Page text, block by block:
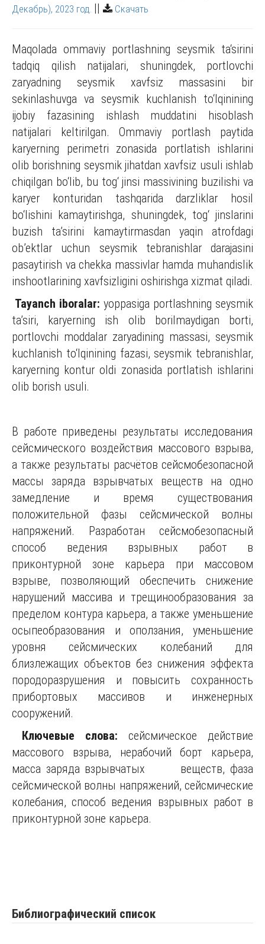
Декабрь), 2023 год. || Скачать
Maqolada ommaviy portlashning seysmik ta‘sirini
tadqiq qilish natijalari, shuningdek, portlovchi
zaryadning seysmik xavfsiz massasini bir
sekinlashuvga va seysmik kuchlanish to‘lqinining
ijobiy fazasining ishlash muddatini hisoblash
natijalari keltirilgan. Ommaviy portlash paytida
karyerning perimetri zonasida portlatish ishlarini
olib borishning seysmik jihatdan xavfsiz usuli ishlab
chiqilgan bo‘lib, bu tog‘ jinsi massivining buzilishi va
karyer konturidan tashqarida darzliklar hosil
bo‘lishini kamaytirishga, shuningdek, tog‘ jinslarini
buzish ta’sirini kamaytirmasdan yaqin atrofdagi
ob’ektlar uchun seysmik tebranishlar darajasini
pasaytirish va chekka massivlar hamda muhandislik
inshootlarining xavfsizligini oshirishga xizmat qiladi.
Tayanch iboralar: yoppasiga portlashning seysmik
ta’siri, karyerning ish olib borilmaydigan borti,
portlovchi moddalar zaryadining massasi, seysmik
kuchlanish to‘lqinining fazasi, seysmik tebranishlar,
karyerning kontur oldi zonasida portlatish ishlarini
olib borish usuli.
В работе приведены результаты исследования
сейсмического воздействия массового взрыва,
а также результаты расчётов сейсмобезопасной
массы заряда взрывчатых веществ на одно
замедление и время существования
положительной фазы сейсмической волны
напряжений. Разработан сейсмобезопасный
способ ведения взрывных работ в
приконтурной зоне карьера при массовом
взрыве, позволяющий обеспечить снижение
нарушений массива и трещинообразования за
пределом контура карьера, а также уменьшение
осыпеобразования и оползания, уменьшение
уровня сейсмических колебаний для
близлежащих объектов без снижения эффекта
породоразрушения и повысить сохранность
прибортовых массивов и инженерных
сооружений.
Ключевые слова: сейсмическое действие
массового взрыва, нерабочий борт карьера,
масса заряда взрывчатых веществ, фаза
сейсмической волны напряжений, сейсмические
колебания, способ ведения взрывных работ в
приконтурной зоне карьера.
Библиографический список